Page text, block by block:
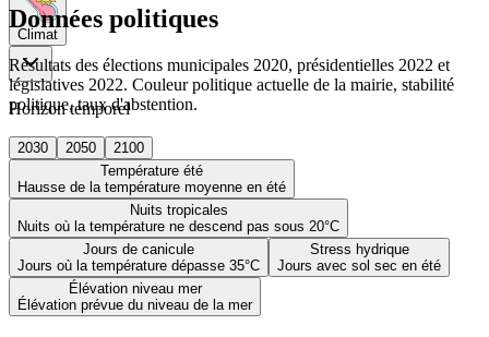
Climat
Horizon temporel
2030 2050
2100
Température été
Hausse de la température moyenne en été
Nuits tropicales
Nuits où la température ne descend pas sous 20°C
Jours de canicule
Jours où la température dépasse 35°C
Stress hydrique
Jours avec sol sec en été
Élévation niveau mer
Élévation prévue du niveau de la mer
Données politiques
Résultats des élections municipales 2020, présidentielles 2022 et
législatives 2022. Couleur politique actuelle de la mairie, stabilité
politique, taux d'abstention.